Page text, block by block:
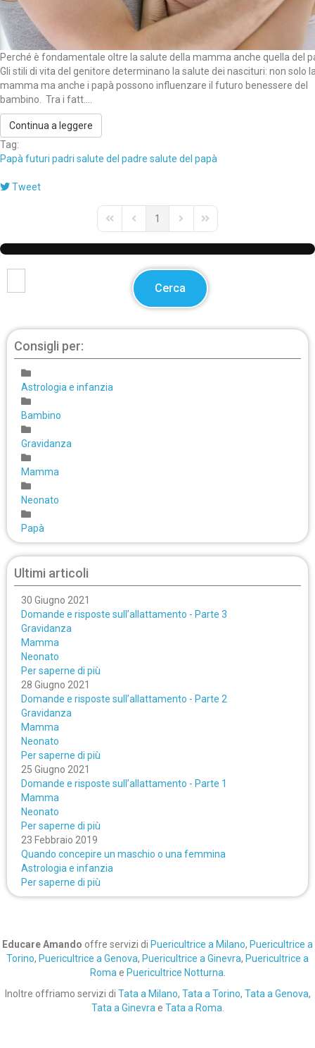
Perché è fondamentale oltre la salute della mamma anche quella del
Gli stili di vita del genitore determinano la salute dei nascituri: non solo
mamma ma anche i papà possono influenzare il futuro benessere del
bambino. Tra i fatt....
Continua a leggere
Tag:
Papà futuri padri salute del padre salute del papà
Tweet
First PagePrevious Page
1
Next PageLast Page
Cerca
Consigli per:
Astrologia e infanzia
Bambino
Gravidanza
Mamma
Neonato
Papà
Ultimi articoli
30 Giugno 2021
Domande e risposte sull’allattamento - Parte 3
Gravidanza
Mamma
Neonato
Per saperne di più
28 Giugno 2021
Domande e risposte sull’allattamento - Parte 2
Gravidanza
Mamma
Neonato
Per saperne di più
25 Giugno 2021
Domande e risposte sull’allattamento - Parte 1
Mamma
Neonato
Per saperne di più
23 Febbraio 2019
Quando concepire un maschio o una femmina
Astrologia e infanzia
Per saperne di più
Educare Amando offre servizi di Puericultrice a Milano, Puericultrice a
Torino, Puericultrice a Genova, Puericultrice a Ginevra, Puericultrice a
Roma e Puericultrice Notturna
Inoltre offriamo servizi di Tata a Milano, Tata a Torino, Tata a Genova,
Tata a Ginevra e Tata a Roma